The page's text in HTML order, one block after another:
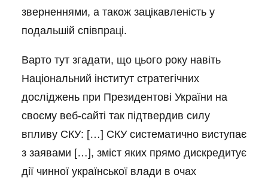
зверненнями, а також зацікавленість у
подальшій співпраці.
Варто тут згадати, що цього року навіть
Національний інститут стратегічних
досліджень при Президентові України на
своєму веб-сайті так підтвердив силу
впливу СКУ: […] СКУ систематично виступає
з заявами […], зміст яких прямо дискредитує
дії чинної української влади в очах